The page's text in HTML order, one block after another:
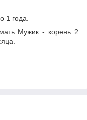
1 года.
Мужик - корень 2